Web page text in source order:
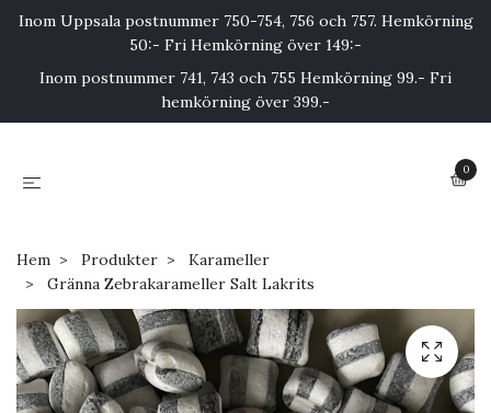
Inom Uppsala postnummer 750-754, 756 och 757. Hemkörning
50:- Fri Hemkörning över 149:-
Inom postnummer 741, 743 och 755 Hemkörning 99.- Fri
hemkörning över 399.-
0
Hem Produkter
Karameller
Gränna Zebrakarameller Salt Lakrits